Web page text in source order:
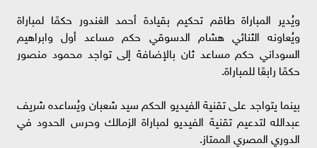
ويُدير المباراة طاقم تحكيم بقيادة أحمد الغندور حكمًا لمباراة
ويُعاونه الثنائي هشام الدسوقي حكم مساعد أول وابراهيم
السوداني حكم مساعد ثان بالإضافة إلى تواجد محمود منصور
حكمًا رابعًا للمباراة.
بينما يتواجد على تقنية الفيديو الحكم سيد شعبان ويُساعده شريف
عبدالله لتدعيم تقنية الفيديو لمباراة الزمالك وحرس الحدود في
الدوري المصري الممتاز.